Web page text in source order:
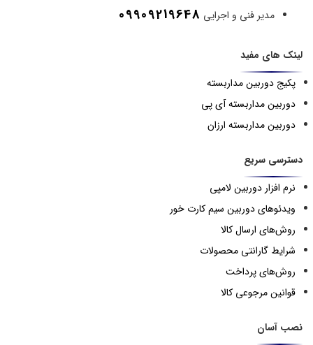
مدیر فنی و اجرایی 09909219648
لینک های مفید
پکیج دوربین مداربسته
دوربین مداربسته آی پی
دوربین مداربسته ارزان
دسترسی سریع
نرم افزار دوربین لامپی
ویدئوهای دوربین سیم کارت خور
روش‌های ارسال کالا
شرایط گارانتی محصولات
روش‌های پرداخت
قوانین مرجوعی کالا
نصب آسان